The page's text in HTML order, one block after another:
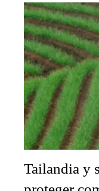
Tailandia y